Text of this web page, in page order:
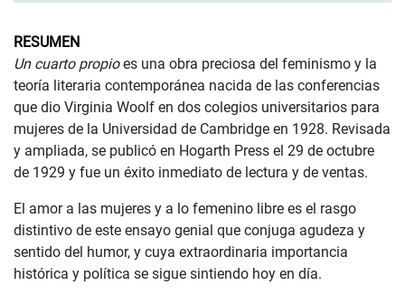
RESUMEN
Un cuarto propioes una obra preciosa del feminismo y la
teoría literaria contemporánea nacida de las conferencias
que dio Virginia Woolf en dos colegios universitarios para
mujeres de la Universidad de Cambridge en 1928. Revisada
y ampliada, se publicó en Hogarth Press el 29 de octubre
de 1929 y fue un éxito inmediato de lectura y de ventas.
El amor a las mujeres y a lo femenino libre es el rasgo
distintivo de este ensayo genial que conjuga agudeza y
sentido del humor, y cuya extraordinaria importancia
histórica y política se sigue sintiendo hoy en día.